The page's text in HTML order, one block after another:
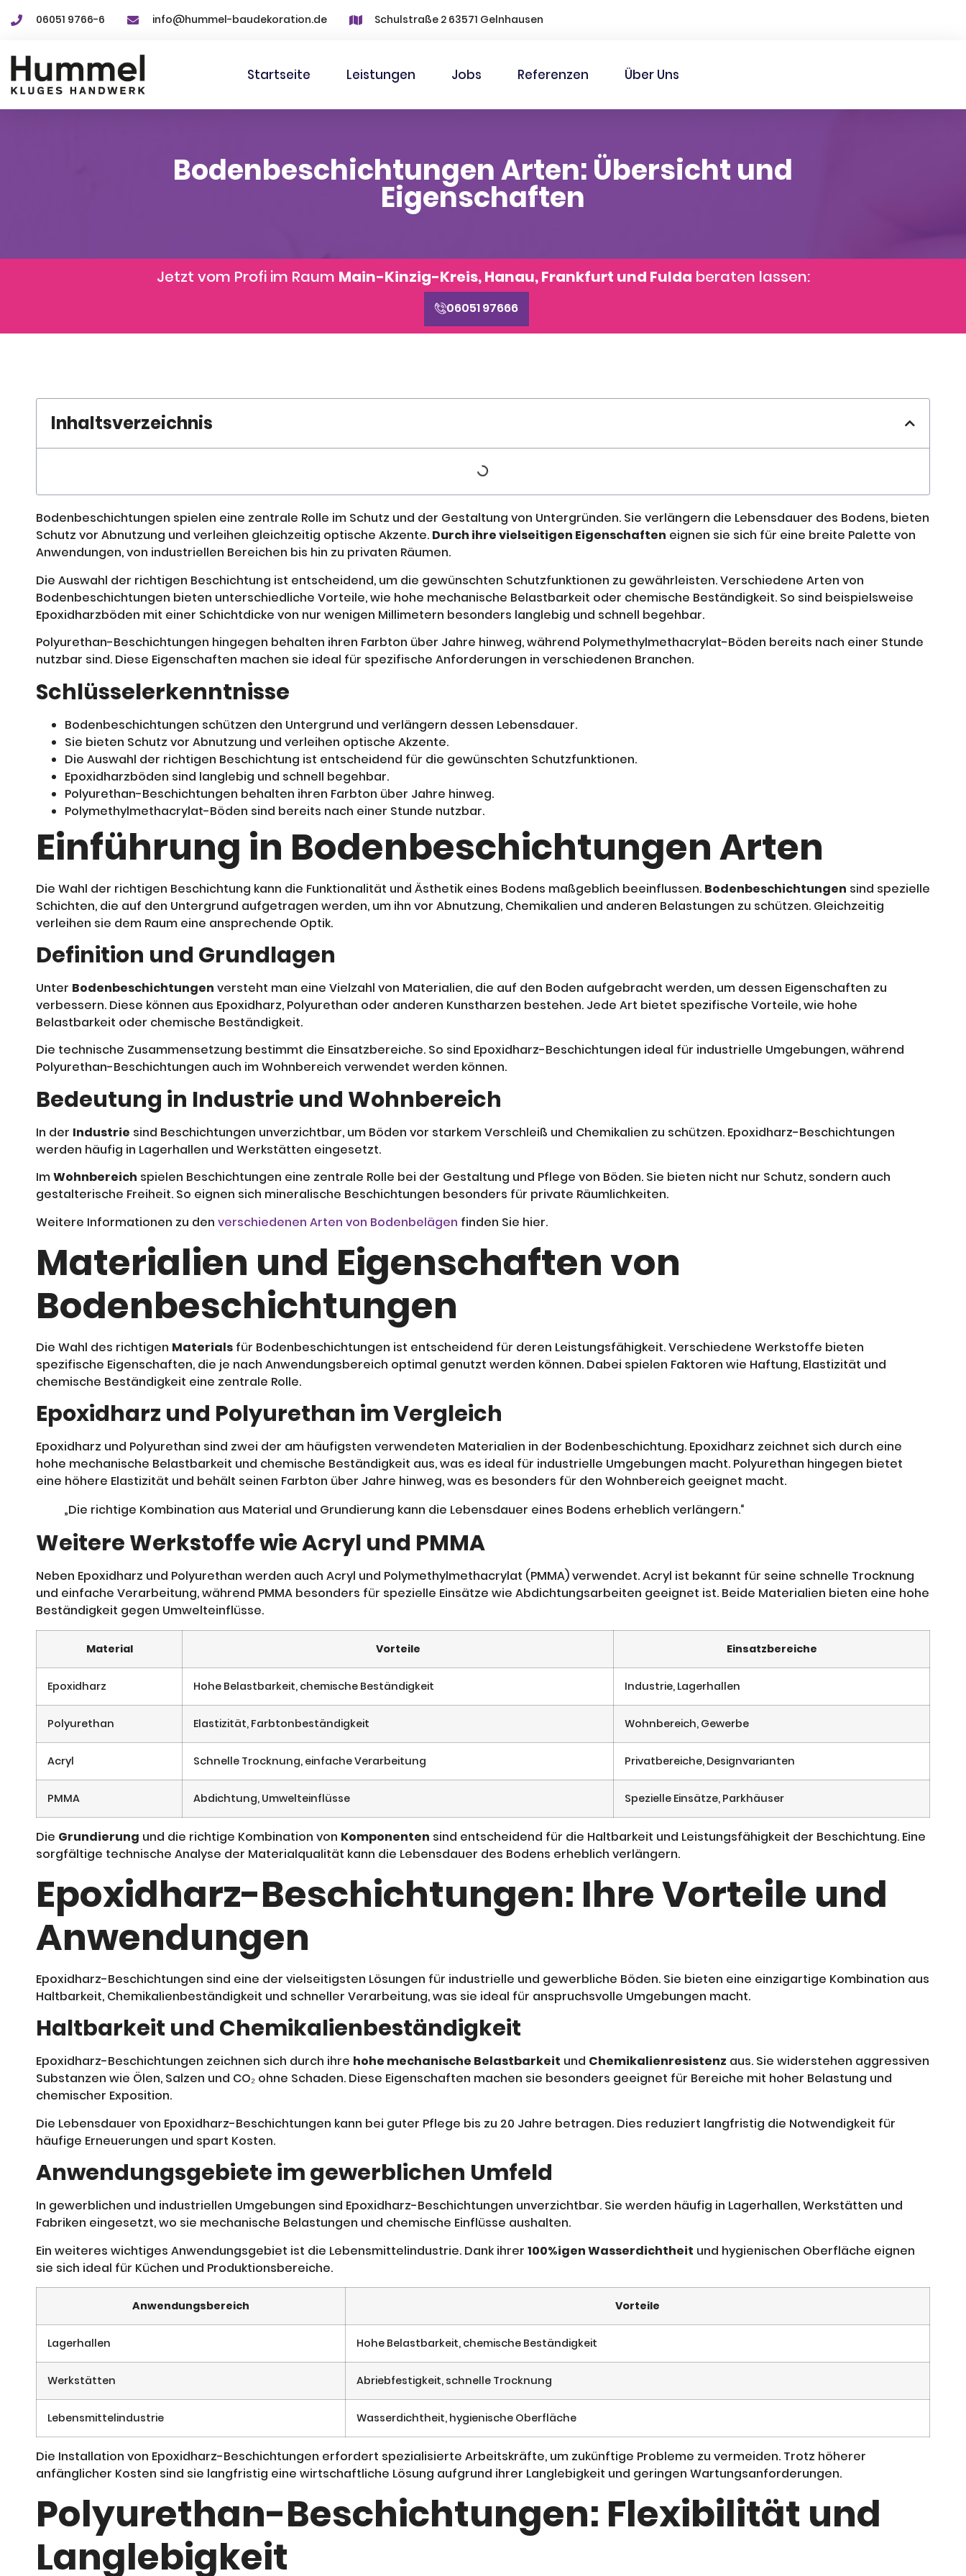
06051 9766-6 info@hummel-baudekoration.de Schulstraße 2 63571 Gelnhausen
Startseite Leistungen Jobs Referenzen Über Uns
Bodenbeschichtungen Arten: Übersicht und
Eigenschaften
Jetzt vom Profi im Raum Main-Kinzig-Kreis, Hanau, Frankfurt und Fulda beraten lassen:
06051 97666
Inhaltsverzeichnis
Bodenbeschichtungen spielen eine zentrale Rolle im Schutz und der Gestaltung von Untergründen. Sie verlängern die Lebensdauer des Bodens, bieten
Schutz vor Abnutzung und verleihen gleichzeitig optische Akzente. Durch ihre vielseitigen Eigenschaften eignen sie sich für eine breite Palette von
Anwendungen, von industriellen Bereichen bis hin zu privaten Räumen.
Die Auswahl der richtigen Beschichtung ist entscheidend, um die gewünschten Schutzfunktionen zu gewährleisten. Verschiedene Arten von
Bodenbeschichtungen bieten unterschiedliche Vorteile, wie hohe mechanische Belastbarkeit oder chemische Beständigkeit. So sind beispielsweise
Epoxidharzböden mit einer Schichtdicke von nur wenigen Millimetern besonders langlebig und schnell begehbar.
Polyurethan-Beschichtungen hingegen behalten ihren Farbton über Jahre hinweg, während Polymethylmethacrylat-Böden bereits nach einer Stunde
nutzbar sind. Diese Eigenschaften machen sie ideal für spezifische Anforderungen in verschiedenen Branchen.
Schlüsselerkenntnisse
Bodenbeschichtungen schützen den Untergrund und verlängern dessen Lebensdauer.
Sie bieten Schutz vor Abnutzung und verleihen optische Akzente.
Die Auswahl der richtigen Beschichtung ist entscheidend für die gewünschten Schutzfunktionen.
Epoxidharzböden sind langlebig und schnell begehbar.
Polyurethan-Beschichtungen behalten ihren Farbton über Jahre hinweg.
Polymethylmethacrylat-Böden sind bereits nach einer Stunde nutzbar.
Einführung in Bodenbeschichtungen Arten
Die Wahl der richtigen Beschichtung kann die Funktionalität und Ästhetik eines Bodens maßgeblich beeinflussen. Bodenbeschichtungen sind spezielle
Schichten, die auf den Untergrund aufgetragen werden, um ihn vor Abnutzung, Chemikalien und anderen Belastungen zu schützen. Gleichzeitig
verleihen sie dem Raum eine ansprechende Optik.
Definition und Grundlagen
Unter Bodenbeschichtungen versteht man eine Vielzahl von Materialien, die auf den Boden aufgebracht werden, um dessen Eigenschaften zu
verbessern. Diese können aus Epoxidharz, Polyurethan oder anderen Kunstharzen bestehen. Jede Art bietet spezifische Vorteile, wie hohe
Belastbarkeit oder chemische Beständigkeit.
Die technische Zusammensetzung bestimmt die Einsatzbereiche. So sind Epoxidharz-Beschichtungen ideal für industrielle Umgebungen, während
Polyurethan-Beschichtungen auch im Wohnbereich verwendet werden können.
Bedeutung in Industrie und Wohnbereich
In der Industrie sind Beschichtungen unverzichtbar, um Böden vor starkem Verschleiß und Chemikalien zu schützen. Epoxidharz-Beschichtungen
werden häufig in Lagerhallen und Werkstätten eingesetzt.
ImWohnbereich spielen Beschichtungen eine zentrale Rolle bei der Gestaltung und Pflege von Böden. Sie bieten nicht nur Schutz, sondern auch
gestalterische Freiheit. So eignen sich mineralische Beschichtungen besonders für private Räumlichkeiten.
Weitere Informationen zu den verschiedenen Arten von Bodenbelägen finden Sie hier.
Materialien und Eigenschaften von
Bodenbeschichtungen
Die Wahl des richtigen Materials für Bodenbeschichtungen ist entscheidend für deren Leistungsfähigkeit. Verschiedene Werkstoffe bieten
spezifische Eigenschaften, die je nach Anwendungsbereich optimal genutzt werden können. Dabei spielen Faktoren wie Haftung, Elastizität und
chemische Beständigkeit eine zentrale Rolle.
Epoxidharz und Polyurethan im Vergleich
Epoxidharz und Polyurethan sind zwei der am häufigsten verwendeten Materialien in der Bodenbeschichtung. Epoxidharz zeichnet sich durch eine
hohe mechanische Belastbarkeit und chemische Beständigkeit aus, was es ideal für industrielle Umgebungen macht. Polyurethan hingegen bietet
eine höhere Elastizität und behält seinen Farbton über Jahre hinweg, was es besonders für den Wohnbereich geeignet macht.
„Die richtige Kombination aus Material und Grundierung kann die Lebensdauer eines Bodens erheblich verlängern.“
Weitere Werkstoffe wie Acryl und PMMA
Neben Epoxidharz und Polyurethan werden auch Acryl und Polymethylmethacrylat (PMMA) verwendet. Acryl ist bekannt für seine schnelle Trocknung
und einfache Verarbeitung, während PMMA besonders für spezielle Einsätze wie Abdichtungsarbeiten geeignet ist. Beide Materialien bieten eine hohe
Beständigkeit gegen Umwelteinflüsse.
Material Vorteile Einsatzbereiche
Epoxidharz Hohe Belastbarkeit, chemische Beständigkeit Industrie, Lagerhallen
Polyurethan Elastizität, Farbtonbeständigkeit Wohnbereich, Gewerbe
Acryl Schnelle Trocknung, einfache Verarbeitung Privatbereiche, Designvarianten
PMMA Abdichtung, Umwelteinflüsse Spezielle Einsätze, Parkhäuser
Die Grundierung und die richtige Kombination von Komponenten sind entscheidend für die Haltbarkeit und Leistungsfähigkeit der Beschichtung. Eine
sorgfältige technische Analyse der Materialqualität kann die Lebensdauer des Bodens erheblich verlängern.
Epoxidharz-Beschichtungen: Ihre Vorteile und
Anwendungen
Epoxidharz-Beschichtungen sind eine der vielseitigsten Lösungen für industrielle und gewerbliche Böden. Sie bieten eine einzigartige Kombination aus
Haltbarkeit, Chemikalienbeständigkeit und schneller Verarbeitung, was sie ideal für anspruchsvolle Umgebungen macht.
Haltbarkeit und Chemikalienbeständigkeit
Epoxidharz-Beschichtungen zeichnen sich durch ihre hohe mechanische Belastbarkeit und Chemikalienresistenz aus. Sie widerstehen aggressiven
Substanzen wie Ölen, Salzen und CO₂ ohne Schaden. Diese Eigenschaften machen sie besonders geeignet für Bereiche mit hoher Belastung und
chemischer Exposition.
Die Lebensdauer von Epoxidharz-Beschichtungen kann bei guter Pflege bis zu 20 Jahre betragen. Dies reduziert langfristig die Notwendigkeit für
häufige Erneuerungen und spart Kosten.
Anwendungsgebiete im gewerblichen Umfeld
In gewerblichen und industriellen Umgebungen sind Epoxidharz-Beschichtungen unverzichtbar. Sie werden häufig in Lagerhallen, Werkstätten und
Fabriken eingesetzt, wo sie mechanische Belastungen und chemische Einflüsse aushalten.
Ein weiteres wichtiges Anwendungsgebiet ist die Lebensmittelindustrie. Dank ihrer 100%igen Wasserdichtheit und hygienischen Oberfläche eignen
sie sich ideal für Küchen und Produktionsbereiche.
Anwendungsbereich Vorteile
Lagerhallen Hohe Belastbarkeit, chemische Beständigkeit
Werkstätten Abriebfestigkeit, schnelle Trocknung
Lebensmittelindustrie Wasserdichtheit, hygienische Oberfläche
Die Installation von Epoxidharz-Beschichtungen erfordert spezialisierte Arbeitskräfte, um zukünftige Probleme zu vermeiden. Trotz höherer
anfänglicher Kosten sind sie langfristig eine wirtschaftliche Lösung aufgrund ihrer Langlebigkeit und geringen Wartungsanforderungen.
Polyurethan-Beschichtungen: Flexibilität und
Langlebigkeit